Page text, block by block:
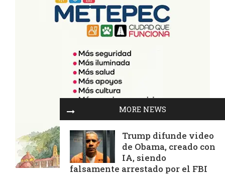
MORE NEWS
Trump difunde video
de Obama, creado con
IA, siendo
falsamente arrestado por el FBI